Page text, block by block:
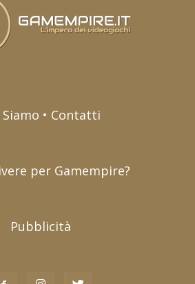
Siamo • Contatti
per Gamempire?
Pubblicità